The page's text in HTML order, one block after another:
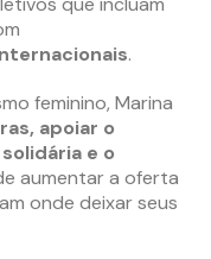
.
feminino, Marina
apoiar o
e o
aumentar a oferta
onde deixar seus